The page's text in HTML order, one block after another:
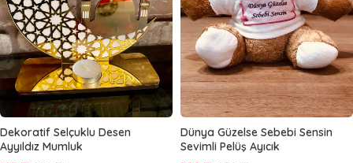
Dekoratif Selçuklu Desen
Ayyıldız Mumluk
Dünya Güzelse Sebebi Sensin
Sevimli Pelüş Ayıcık